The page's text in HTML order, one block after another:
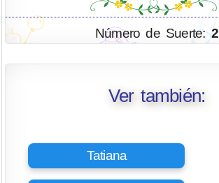
Número de Suerte:2
Ver también:
Tatiana